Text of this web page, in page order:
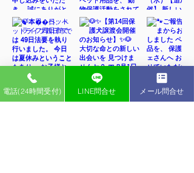
電話(24時間受付) LINE問合せ メール問合せ